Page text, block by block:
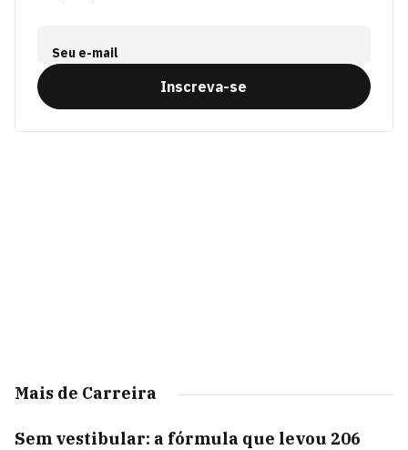
Seu e-mail
Inscreva-se
Mais de Carreira
Sem vestibular: a fórmula que levou 206